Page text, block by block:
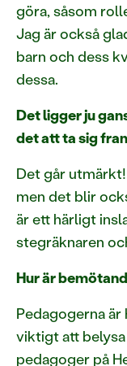
göra, såsom
Jag är också
barn och dess
dessa.
Det ligger ju
det att ta sig
Det går
men det blir
är ett härligt
stegräknaren
Hur är
Pedagogerna
viktigt att
pedagoger på